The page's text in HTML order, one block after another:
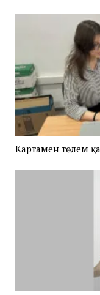
Картамен төлем